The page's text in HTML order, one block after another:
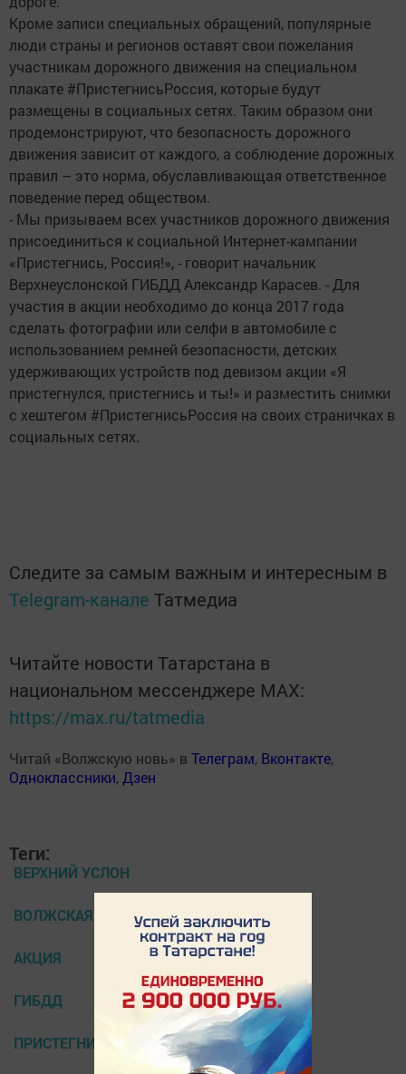
Кроме записи специальных обращений, популярные
люди страны и регионов оставят свои пожелания
участникам дорожного движения на специальном
плакате #ПристегнисьРоссия, которые будут
размещены в социальных сетях. Таким образом они
продемонстрируют, что безопасность дорожного
движения зависит от каждого, а соблюдение дорожных
правил – это норма, обуславливающая ответственное
поведение перед обществом.
- Мы призываем всех участников дорожного движения
присоединиться к социальной Интернет-кампании
«Пристегнись, Россия!», - говорит начальник
Верхнеуслонской ГИБДД Александр Карасев. - Для
участия в акции необходимо до конца 2017 года
сделать фотографии или селфи в автомобиле с
использованием ремней безопасности, детских
удерживающих устройств под девизом акции «Я
пристегнулся, пристегнись и ты!» и разместить снимки
с хештегом #ПристегнисьРоссия на своих страничках в
социальных сетях.
Следите за самым важным и интересным в
Telegram-канале Татмедиа
Читайте новости Татарстана в
национальном мессенджере MАХ:
https://max.ru/tatmedia
Читай «Волжскую новь» в Телеграм, Вконтакте,
Одноклассники, Дзен
Теги:
ВЕРХНИЙ УСЛОН
ВОЛЖСКАЯ НОВЬ
АКЦИЯ
ГИБДД
ПРИСТЕГНИСЬРОССИЯ